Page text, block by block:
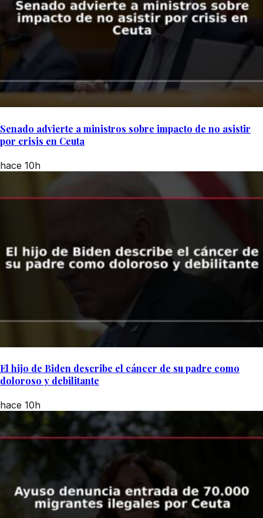
Senado advierte a ministros sobre impacto de no asistir
por crisis en Ceuta
hace 10h
El hijo de Biden describe el cáncer de su padre como
doloroso y debilitante
hace 10h